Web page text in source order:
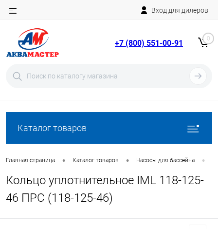
Вход для дилеров
+7 (800) 551-00-91 0
Каталог товаров
Главная страница • Каталог товаров • Насосы для бассейна •
Кольцо уплотнительное IML 118-125-
46 ПРС (118-125-46)